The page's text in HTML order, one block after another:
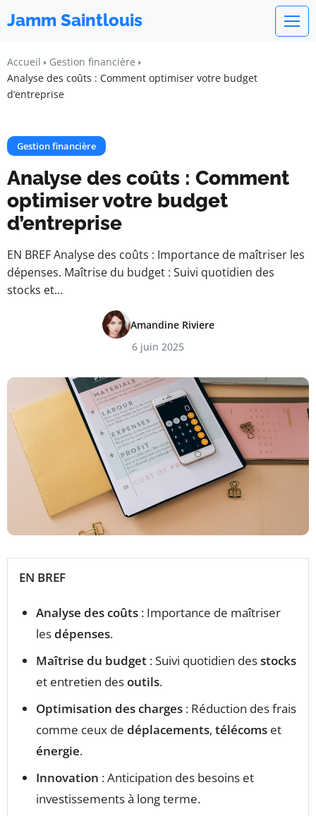
Jamm Saintlouis
Accueil
Gestion financière
Analyse des coûts : Comment optimiser votre budget
d’entreprise
Gestion financière
Analyse des coûts : Comment
optimiser votre budget
d’entreprise
EN BREF Analyse des coûts : Importance de maîtriser les
dépenses. Maîtrise du budget : Suivi quotidien des
stocks et…
Amandine Riviere
6 juin 2025
EN BREF
Analyse des coûts : Importance de maîtriser
lesdépenses.
Maîtrise du budget : Suivi quotidien desstocks
et entretien desoutils.
Optimisation des charges : Réduction des frais
comme ceux de déplacements, télécoms et
énergie.
Innovation : Anticipation des besoins et
investissements à long terme.